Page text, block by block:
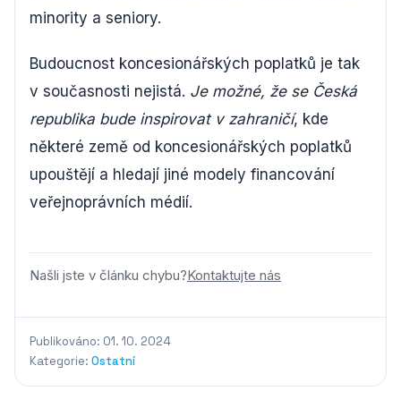
minority a seniory.
Budoucnost koncesionářských poplatků je tak
v současnosti nejistá. Je možné, že se Česká
republika bude inspirovat v zahraničí, kde
některé země od koncesionářských poplatků
upouštějí a hledají jiné modely financování
veřejnoprávních médií.
Našli jste v článku chybu?Kontaktujte nás
Publikováno: 01. 10. 2024
Kategorie: Ostatní